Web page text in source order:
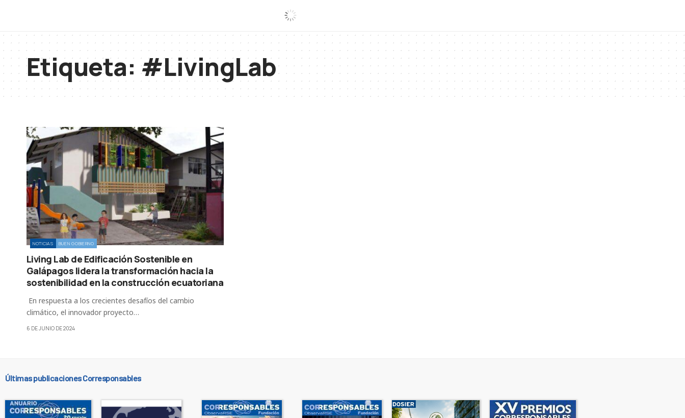
Etiqueta: #LivingLab
NOTICIAS BUEN GOBIERNO
Living Lab de Edificación Sostenible en
Galápagos lidera la transformación hacia la
sostenibilidad en la construcción ecuatoriana
En respuesta a los crecientes desafíos del cambio
climático, el innovador proyecto…
6 DE JUNIO DE 2024
Últimas publicaciones Corresponsables